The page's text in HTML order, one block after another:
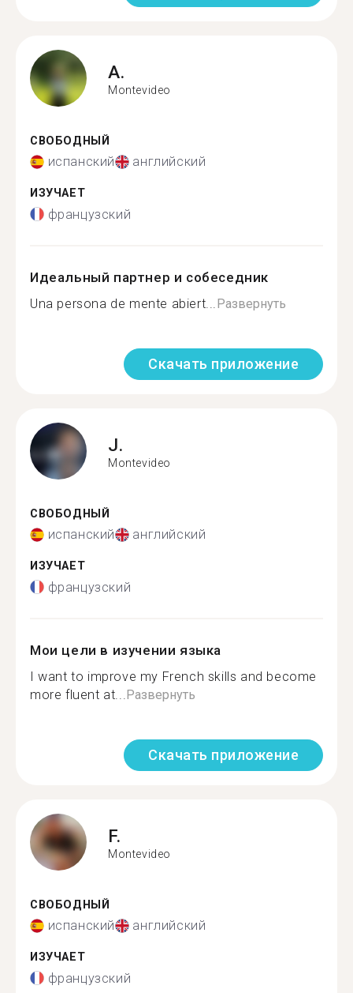
A.
Montevideo
СВОБОДНЫЙ
испанский английский
ИЗУЧАЕТ
французский
Идеальный партнер и собеседник
Una persona de mente abiert... Развернуть
Скачать приложение
J.
Montevideo
СВОБОДНЫЙ
испанский английский
ИЗУЧАЕТ
французский
Мои цели в изучении языка
I want to improve my French skills and become
more fluent at... Развернуть
Скачать приложение
F.
Montevideo
СВОБОДНЫЙ
испанский английский
ИЗУЧАЕТ
французский